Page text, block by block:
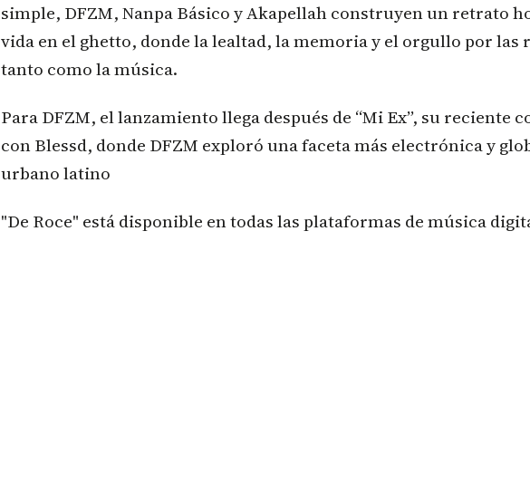
simple, DFZM, Nanpa Básico y Akapellah construyen un retrato
vida en el ghetto, donde la lealtad, la memoria y el orgullo por las
tanto como la música.
Para DFZM, el lanzamiento llega después de “Mi Ex”, su reciente
con Blessd, donde DFZM exploró una faceta más electrónica y
urbano latino
"De Roce" está disponible en todas las plataformas de música